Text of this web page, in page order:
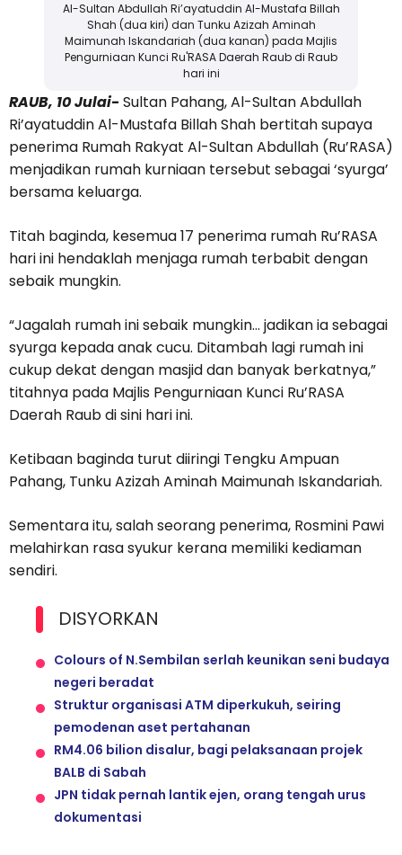
Al-Sultan Abdullah Ri’ayatuddin Al-Mustafa Billah
Shah (dua kiri) dan Tunku Azizah Aminah
Maimunah Iskandariah (dua kanan) pada Majlis
Pengurniaan Kunci Ru'RASA Daerah Raub di Raub
hari ini
RAUB, 10 Julai-Sultan Pahang, Al-Sultan Abdullah
Ri’ayatuddin Al-Mustafa Billah Shah bertitah supaya
penerima Rumah Rakyat Al-Sultan Abdullah (Ru’RASA)
menjadikan rumah kurniaan tersebut sebagai ‘syurga’
bersama keluarga.
Titah baginda, kesemua 17 penerima rumah Ru’RASA
hari ini hendaklah menjaga rumah terbabit dengan
sebaik mungkin.
“Jagalah rumah ini sebaik mungkin… jadikan ia sebagai
syurga kepada anak cucu. Ditambah lagi rumah ini
cukup dekat dengan masjid dan banyak berkatnya,”
titahnya pada Majlis Pengurniaan Kunci Ru’RASA
Daerah Raub di sini hari ini.
Ketibaan baginda turut diiringi Tengku Ampuan
Pahang, Tunku Azizah Aminah Maimunah Iskandariah.
Sementara itu, salah seorang penerima, Rosmini Pawi
melahirkan rasa syukur kerana memiliki kediaman
sendiri.
DISYORKAN
Colours of N.Sembilan serlah keunikan seni budaya
negeri beradat
Struktur organisasi ATM diperkukuh, seiring
pemodenan aset pertahanan
RM4.06 bilion disalur, bagi pelaksanaan projek
BALB di Sabah
JPN tidak pernah lantik ejen, orang tengah urus
dokumentasi